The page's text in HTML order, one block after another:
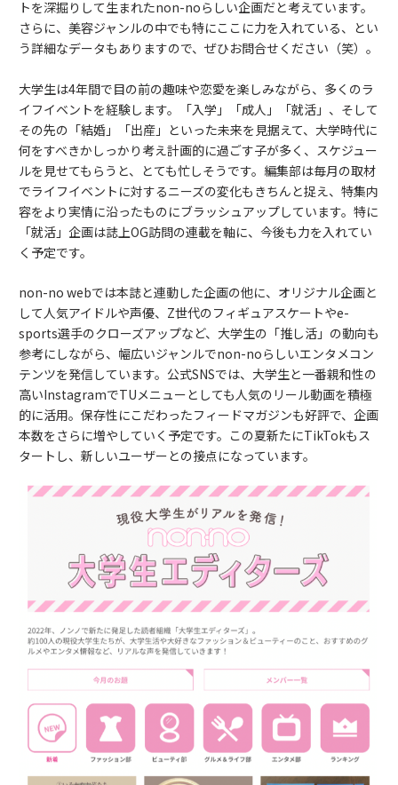
トを深掘りして生まれたnon-noらしい企画だと考えています。
さらに、美容ジャンルの中でも特にここに力を入れている、とい
う詳細なデータもありますので、ぜひお問合せください（笑）。
大学生は4年間で目の前の趣味や恋愛を楽しみながら、多くのラ
イフイベントを経験します。「入学」「成人」「就活」、そして
その先の「結婚」「出産」といった未来を見据えて、大学時代に
何をすべきかしっかり考え計画的に過ごす子が多く、スケジュー
ルを見せてもらうと、とても忙しそうです。編集部は毎月の取材
でライフイベントに対するニーズの変化もきちんと捉え、特集内
容をより実情に沿ったものにブラッシュアップしています。特に
「就活」企画は誌上OG訪問の連載を軸に、今後も力を入れてい
く予定です。
non-no webでは本誌と連動した企画の他に、オリジナル企画と
して人気アイドルや声優、Z世代のフィギュアスケートやe-
sports選手のクローズアップなど、大学生の「推し活」の動向も
参考にしながら、幅広いジャンルでnon-noらしいエンタメコン
テンツを発信しています。公式SNSでは、大学生と一番親和性の
高いInstagramでTUメニューとしても人気のリール動画を積極
的に活用。保存性にこだわったフィードマガジンも好評で、企画
本数をさらに増やしていく予定です。この夏新たにTikTokもス
タートし、新しいユーザーとの接点になっています。